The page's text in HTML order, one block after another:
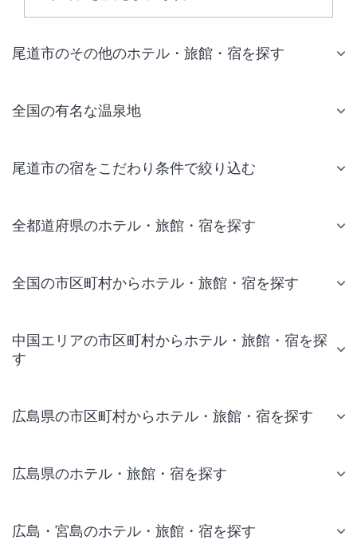
尾道市のその他のホテル・旅館・宿を探す
全国の有名な温泉地
尾道市の宿をこだわり条件で絞り込む
全都道府県のホテル・旅館・宿を探す
全国の市区町村からホテル・旅館・宿を探す
中国エリアの市区町村からホテル・旅館・宿を探
す
広島県の市区町村からホテル・旅館・宿を探す
広島県のホテル・旅館・宿を探す
広島・宮島のホテル・旅館・宿を探す